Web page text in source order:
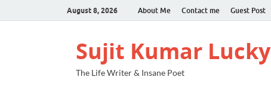
August 8, 2026 About Me Contact me Guest Post
Sujit Kumar Lucky
The Life Writer & Insane Poet